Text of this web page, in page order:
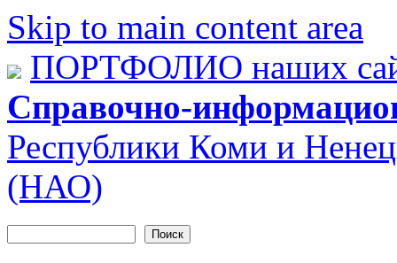
Skip to main content area
ПОРТФОЛИО наших
Справочно-
Республики Коми и
(НАО)
Форма поиска